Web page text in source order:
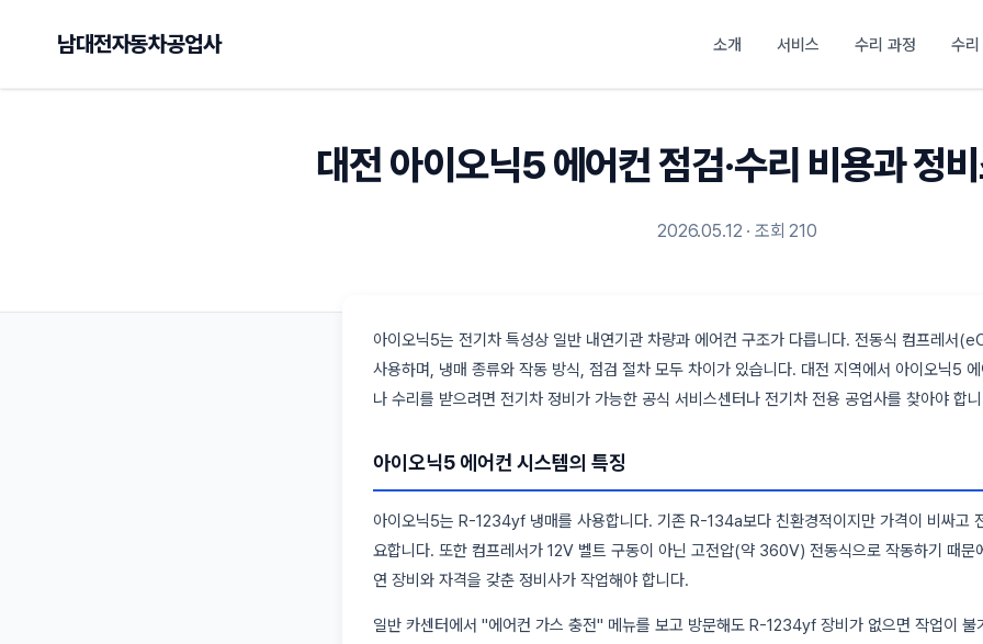
남대전자동차공업사 소개 서비스 수리 과정 수
대전 아이오닉5 에어컨 점검·수리 비용과 정
2026.05.12 · 조회 210
아이오닉5는 전기차 특성상 일반 내연기관 차량과 에어컨 구조가 다릅니다. 전동식 컴프레서
사용하며, 냉매 종류와 작동 방식, 점검 절차 모두 차이가 있습니다. 대전 지역에서 아이오닉5
나 수리를 받으려면 전기차 정비가 가능한 공식 서비스센터나 전기차 전용 공업사를 찾아야 합
아이오닉5 에어컨 시스템의 특징
아이오닉5는 R-1234yf 냉매를 사용합니다. 기존 R-134a보다 친환경적이지만 가격이 비싸고
요합니다. 또한 컴프레서가 12V 벨트 구동이 아닌 고전압(약 360V) 전동식으로 작동하기 때문
연 장비와 자격을 갖춘 정비사가 작업해야 합니다.
일반 카센터에서 "에어컨 가스 충전" 메뉴를 보고 방문해도 R-1234yf 장비가 없으면 작업이 불